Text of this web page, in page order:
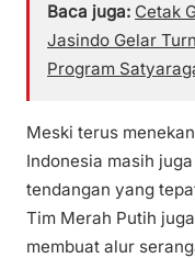
Baca juga: Cetak
Jasindo Gelar
Program
Meski terus
Indonesia masih
tendangan yang
Tim Merah Putih
membuat alur